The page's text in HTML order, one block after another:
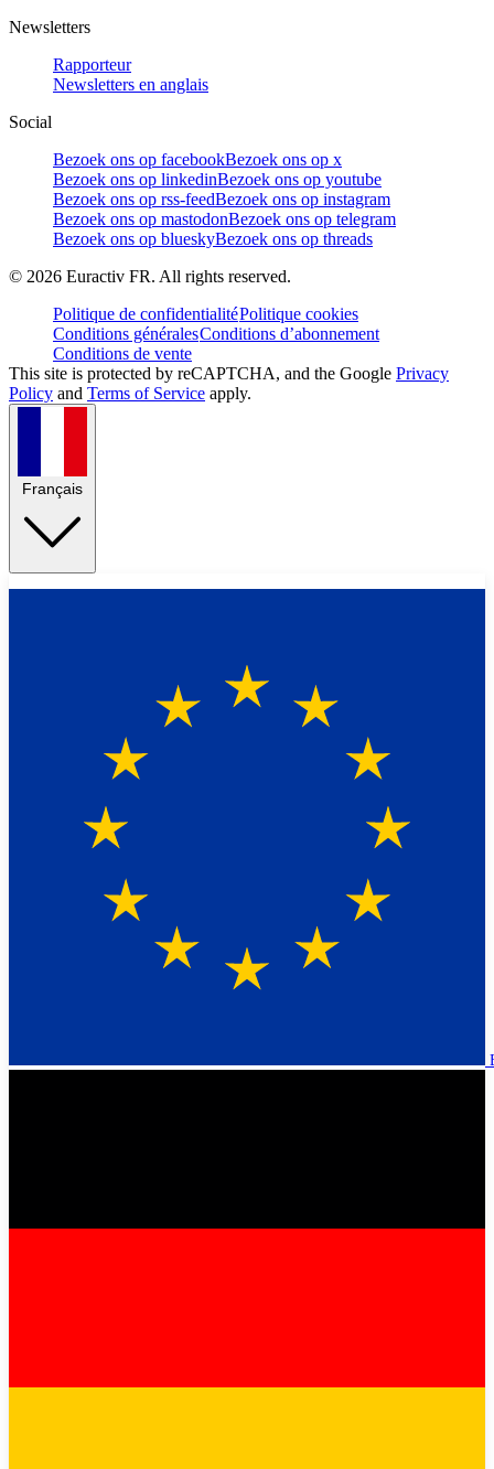
Newsletters
Rapporteur
Newsletters en anglais
Social
Bezoek ons op facebookBezoek ons op x
Bezoek ons op linkedinBezoek ons op youtube
Bezoek ons op rss-feedBezoek ons op instagram
Bezoek ons op mastodonBezoek ons op telegram
Bezoek ons op blueskyBezoek ons op threads
© 2026 Euractiv FR. All rights reserved.
Politique de confidentialitéPolitique cookies
Conditions généralesConditions d’abonnement
Conditions de vente
This site is protected by reCAPTCHA, and the Google Privacy
Policy and Terms of Service apply.
Français